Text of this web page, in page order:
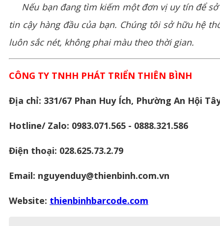
Nếu bạn đang tìm kiếm một đơn vị uy tín để
tin cậy hàng đầu của bạn. Chúng tôi sở hữu hệ
luôn sắc nét, không phai màu theo thời gian.
CÔNG TY TNHH PHÁT TRIỂN THIÊN BÌNH
Địa chỉ: 331/67 Phan Huy Ích, Phường An Hội
Hotline/ Zalo: 0983.071.565 - 0888.321.586
Điện thoại: 028.625.73.2.79
Email: nguyenduy@thienbinh.com.vn
Website: thienbinhbarcode.com